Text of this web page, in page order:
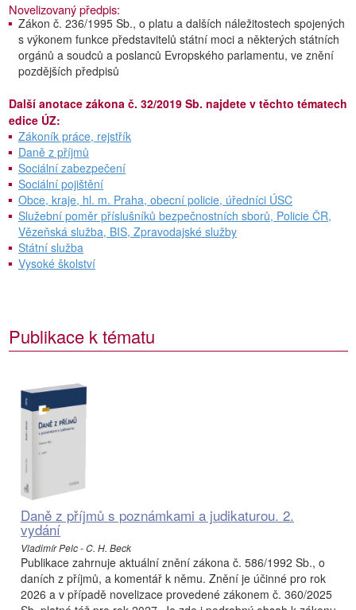
Novelizovaný předpis:
Zákon č. 236/1995 Sb., o platu a dalších náležitostech spojených
s výkonem funkce představitelů státní moci a některých státních
orgánů a soudců a poslanců Evropského parlamentu, ve znění
pozdějších předpisů
Další anotace zákona č. 32/2019 Sb. najdete v těchto tématech
edice ÚZ:
Zákoník práce, rejstřík
Daně z příjmů
Sociální zabezpečení
Sociální pojištění
Obce, kraje, hl. m. Praha, obecní policie, úředníci ÚSC
Služební poměr příslušníků bezpečnostních sborů, Policie ČR,
Vězeňská služba, BIS, Zpravodajské služby
Státní služba
Vysoké školství
Publikace k tématu
Daně z příjmů s poznámkami a judikaturou. 2.
vydání
Vladimír Pelc - C. H. Beck
Publikace zahrnuje aktuální znění zákona č. 586/1992 Sb., o
daních z příjmů, a komentář k němu. Znění je účinné pro rok
2026 a v případě novelizace provedené zákonem č. 360/2025